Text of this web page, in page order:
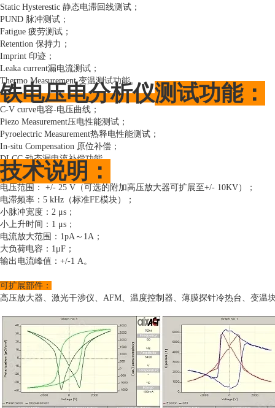
Static Hysterestic 静态电滞回线测试；
PUND 脉冲测试；
Fatigue 疲劳测试；
Retention 保持力；
Imprint 印迹；
Leaka current漏电流测试；
Thermo Measurement 变温测试功能。
铁电压电分析仪测试功能：
C-V curve电容-电压曲线；
Piezo Measurement压电性能测试；
Pyroelectric Measurement热释电性能测试；
In-situ Compensation 原位补偿；
DLCC 动态漏电流补偿功能。
技术说明：
电压范围： +/- 25 V（可选的附加高压放大器可扩展至+/- 10KV）；
电滞频率：5 kHz（标准FE模块）；
小脉冲宽度：2 μs；
小上升时间：1 μs；
电流放大范围：1pA～1A；
大负荷电容：1μF；
输出电流峰值：+/-1 A。
可扩展部件：
高压放大器、激光干涉仪、AFM、温度控制器、薄膜探针冷热台、变温